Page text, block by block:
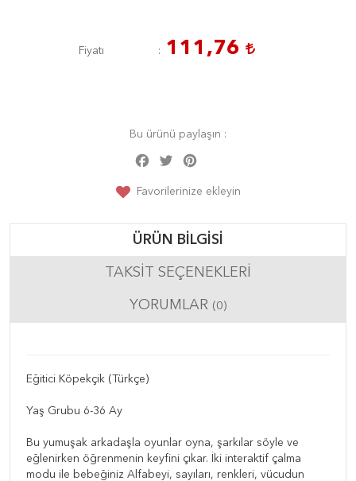
Fiyatı 111,76
Bu ürünü paylaşın :
Facebook
Twitter
Favorilerinize ekleyin
ÜRÜN BILGISI
TAKSIT SEÇENEKLERI
YORUMLAR (0)
Eğitici Köpekçik (Türkçe)
Yaş Grubu 6-36 Ay
Bu yumuşak arkadaşla oyunlar oyna, şarkılar söyle ve
eğlenirken öğrenmenin keyfini çıkar. İki interaktif çalma
modu ile bebeğiniz Alfabeyi, sayıları, renkleri, vücudun